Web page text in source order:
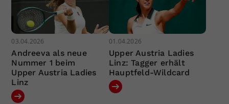
03.04.2026
Andreeva als neue
Nummer 1 beim
Upper Austria Ladies
Linz
01.04.2026
Upper Austria Ladies
Linz: Tagger erhält
Hauptfeld-Wildcard